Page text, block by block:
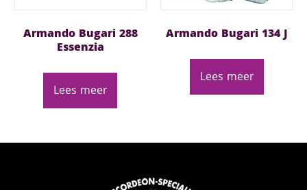
Armando Bugari 288
Essenzia
Lees meer
Armando Bugari 134 J
Lees meer